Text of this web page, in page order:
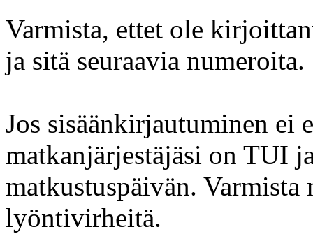
Varmista, ettet ole
ja sitä seuraavia numeroita.
Jos sisäänkirjautuminen ei
matkanjärjestäjäsi on TUI
matkustuspäivän. Varmista
lyöntivirheitä.